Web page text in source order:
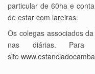
particular de 60ha e
de estar com lareiras.
Os colegas associados
nas diárias. Para
site